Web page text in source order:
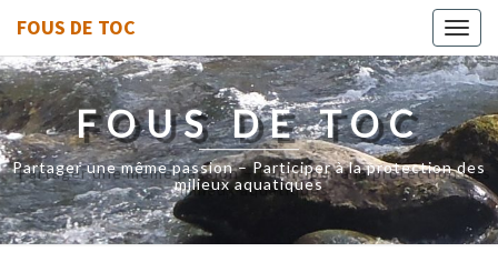
FOUS DE TOC
FOUS DE TOC
Partager une même passion – Participer à la protection des
milieux aquatiques